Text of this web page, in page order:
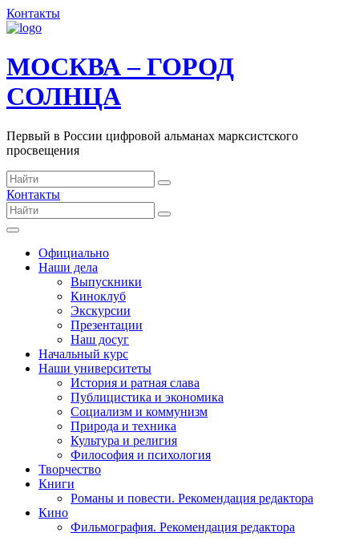
Контакты
МОСКВА – ГОРОД
СОЛНЦА
Первый в России цифровой альманах марксистского
просвещения
Контакты
Официально
Наши дела
Выпускники
Киноклуб
Экскурсии
Презентации
Наш досуг
Начальный курс
Наши университеты
История и ратная слава
Публицистика и экономика
Социализм и коммунизм
Природа и техника
Культура и религия
Философия и психология
Творчество
Книги
Романы и повести. Рекомендация редактора
Кино
Фильмография. Рекомендация редактора